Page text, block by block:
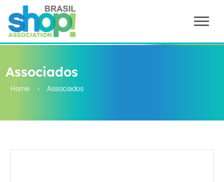
Associados
Home > Associados